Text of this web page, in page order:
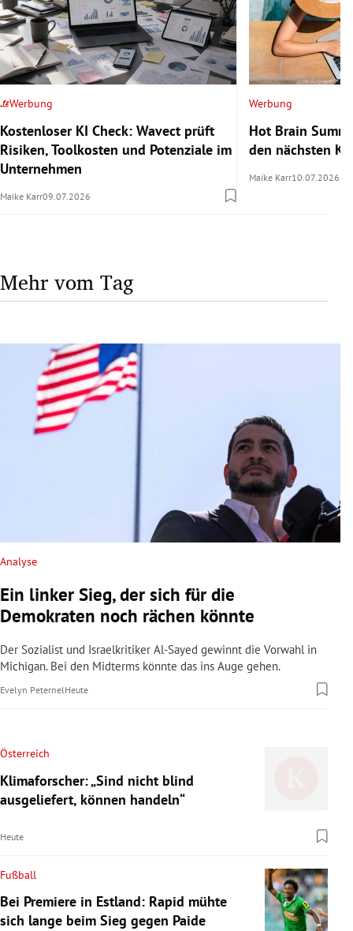
Werbung
Kostenloser KI Check: Wavect prüft
Risiken, Toolkosten und Potenziale im
Unternehmen
Maike Karr09.07.2026
Werbung
Hot Brain
den nächsten
Maike Karr10.07.2026
Mehr vom Tag
Analyse
Ein linker Sieg, der sich für die
Demokraten noch rächen könnte
Der Sozialist und Israelkritiker Al-Sayed gewinnt die Vorwahl in
Michigan. Bei den Midterms könnte das ins Auge gehen.
Evelyn Peternel Heute
Österreich
Klimaforscher: „Sind nicht blind
ausgeliefert, können handeln“
Heute
Fußball
Bei Premiere in Estland: Rapid mühte
sich lange beim Sieg gegen Paide